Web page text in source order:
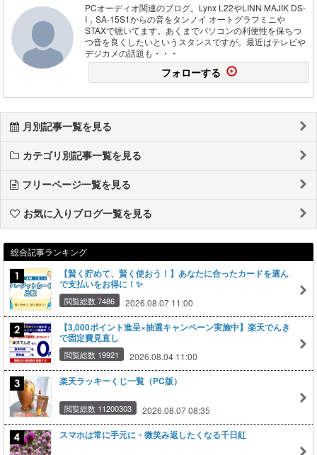
PCオーディオ関連のブログ。Lynx L22やLINN MAJIK DS-
I，SA-15S1からの音をタンノイ オートグラフミニや
STAXで聴いてます。あくまでパソコンの利便性を保ちつ
つ音を良くしたいというスタンスですが。最近はテレビや
デジカメの話題も・・・
フォローする
月別記事一覧を見る
カテゴリ別記事一覧を見る
フリーページ一覧を見る
お気に入りブログ一覧を見る
総合記事ランキング
【賢く貯めて、賢く使おう！】あなたに合ったカードを選ん
で支払いをお得に！✨
閲覧総数 7486 2026.08.07 11:00
【3,000ポイント進呈×抽選キャンペーン実施中】楽天でんき
で固定費見直し
閲覧総数 19921 2026.08.04 11:00
楽天ラッキーくじ一覧（PC版）
閲覧総数 11200303 2026.08.07 08:35
スマホは常に手元に・微笑み返したくなる千日紅